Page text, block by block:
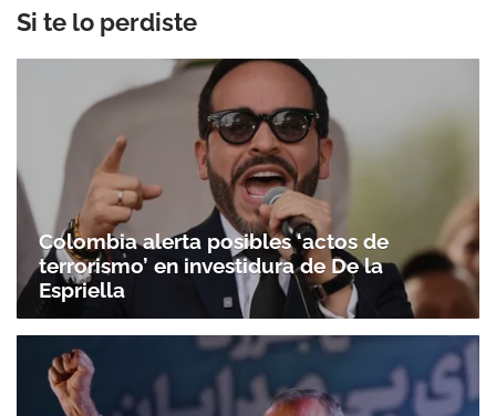
Si te lo perdiste
Colombia alerta posibles ‘actos de
terrorismo’ en investidura de De la
Espriella